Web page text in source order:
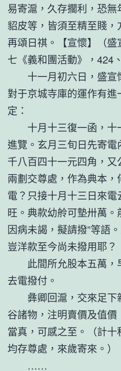
易寄滬，久存擱利，恐
貂皮等，皆須至精至賤，
再頌日祺。【宣懷】（盛
七《義和團活動》，424
十一月初六日，盛宣
對于京城寺庫的運作有
定：
十月十三復一函，
進覽。玄月三旬日先寄
千八百四十一元四角，
兩劃交尊處，作為典本
電？只接十月十三日來電
旺。典款幼舲可墊卅萬。
因病未謁，擬請撥”等語
豈洋款至今尚未撥用耶？
此間所允股本五萬
去電撥付。
彝卿回滬，交來足
谷諸物，注明賣價及值
當真，可感之至。（計十
均存尊處，來歲寄來。）
……